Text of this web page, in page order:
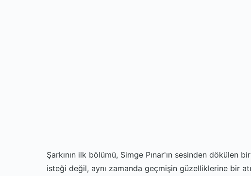
Şarkının ilk bölümü, Simge Pınar'ın sesinden dökülen
isteği değil, aynı zamanda geçmişin güzelliklerine bir